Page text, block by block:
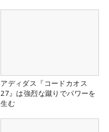
アディダス『コードカオス
27』は強烈な蹴りでパワーを
生む